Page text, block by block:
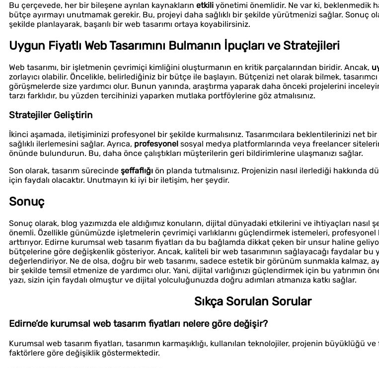
Bu çerçevede, her bir bileşene ayrılan kaynakların etkili yönetimi önemlidir. Ne var ki, beklenmedik
bütçe ayırmayı unutmamak gerekir. Bu, projeyi daha sağlıklı bir şekilde yürütmenizi sağlar. Sonuç
şekilde planlayarak, başarılı bir web tasarımı ortaya koyabilirsiniz.
Uygun Fiyatlı Web Tasarımını Bulmanın İpuçları ve Stratejileri
Web tasarımı, bir işletmenin çevrimiçi kimliğini oluşturmanın en kritik parçalarından biridir. Ancak,
zorlayıcı olabilir. Öncelikle, belirlediğiniz bir bütçe ile başlayın. Bütçenizi net olarak bilmek,
görüşmelerde size yardımcı olur. Bunun yanında, araştırma yaparak daha önceki projelerini
tarzı farklıdır, bu yüzden tercihinizi yaparken mutlaka portföylerine göz atmalısınız.
Stratejiler Geliştirin
İkinci aşamada, iletişiminizi profesyonel bir şekilde kurmalısınız. Tasarımcılara beklentilerinizi net
sağlıklı ilerlemesini sağlar. Ayrıca, profesyonel sosyal medya platformlarında veya freelancer
önünde bulundurun. Bu, daha önce çalıştıkları müşterilerin geri bildirimlerine ulaşmanızı sağlar.
Son olarak, tasarım sürecinde şeffaflığı ön planda tutmalısınız. Projenizin nasıl ilerlediği hakkında
için faydalı olacaktır. Unutmayın ki iyi bir iletişim, her şeydir.
Sonuç
Sonuç olarak, blog yazımızda ele aldığımız konuların, dijital dünyadaki etkilerini ve ihtiyaçları
önemli. Özellikle günümüzde işletmelerin çevrimiçi varlıklarını güçlendirmek istemeleri, profesyonel
arttırıyor. Edirne kurumsal web tasarım fiyatları da bu bağlamda dikkat çeken bir unsur haline
bütçelerine göre değişkenlik gösteriyor. Ancak, kaliteli bir web tasarımının sağlayacağı faydalar bu
değerlendiriyor. Ne de olsa, doğru bir web tasarımı, sadece estetik bir görünüm sunmakla kalmaz,
bir şekilde temsil etmenize de yardımcı olur. Yani, dijital varlığınızı güçlendirmek için bu yatırımın
yazı, sizin için faydalı olmuştur ve dijital yolculuğunuzda doğru adımları atmanıza katkı sağlar.
Sıkça Sorulan Sorular
Edirne’de kurumsal web tasarım fiyatları nelere göre değişir?
Kurumsal web tasarım fiyatları, tasarımın karmaşıklığı, kullanılan teknolojiler, projenin büyüklüğü
faktörlere göre değişiklik göstermektedir.